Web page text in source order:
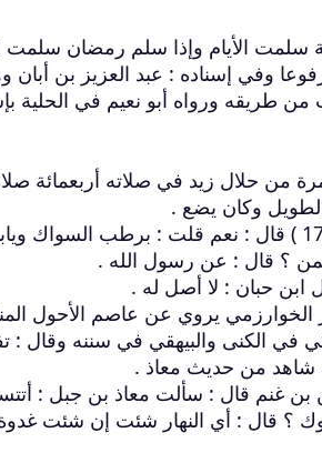
وفي إسناده : عبد العزيز بن أبان
طريقه ورواه أبو نعيم في الحلية
من حلال زيد في صلاته أربعمائة
وكان يضع .
23 _ حديث أيستاك الصائم ( 175 ) قال : نعم قلت :
؟ قال : عن رسول الله .
ابن حبان : لا أصل له .
الخوارزمي يروي عن عاصم الأحول
في الكنى والبيهقي في سننه وقال :
شاهد من حديث معاذ .
بن غنم قال : سألت معاذ بن جبل :
؟ قال : أي النهار شئت إن شئت غدوة